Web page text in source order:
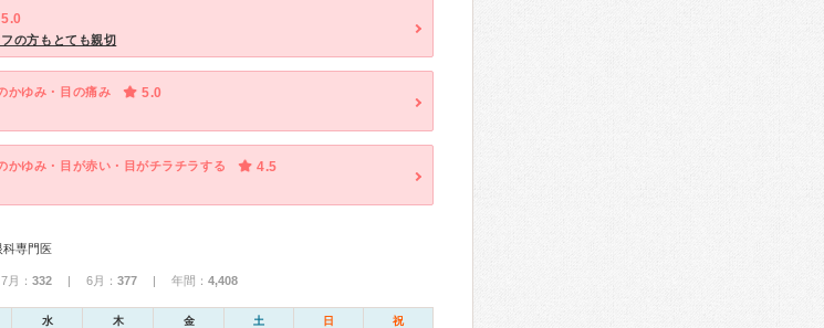
5.0
の方もとても親切
かゆみ・目の痛み 5.0
かゆみ・目が赤い・目がチラチラする 4.5
科専門医
： 332 | 6月： 377 | 年間： 4,408
水 木 金 土 日 祝